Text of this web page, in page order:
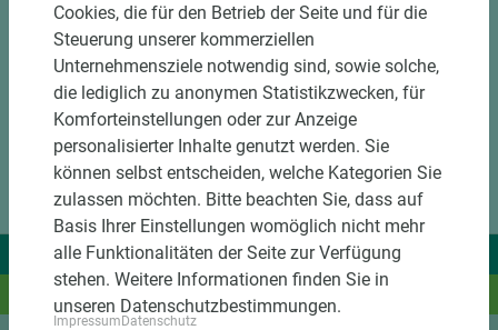
Wir liefern Ideen.
Und das passende Holz dazu.
Cookies, die für den Betrieb der Seite und für die
Steuerung unserer kommerziellen
Unternehmensziele notwendig sind, sowie solche,
die lediglich zu anonymen Statistikzwecken, für
Komforteinstellungen oder zur Anzeige
personalisierter Inhalte genutzt werden. Sie
können selbst entscheiden, welche Kategorien Sie
zulassen möchten. Bitte beachten Sie, dass auf
Basis Ihrer Einstellungen womöglich nicht mehr
alle Funktionalitäten der Seite zur Verfügung
stehen. Weitere Informationen finden Sie in
unseren Datenschutzbestimmungen.
ImpressumDatenschutz